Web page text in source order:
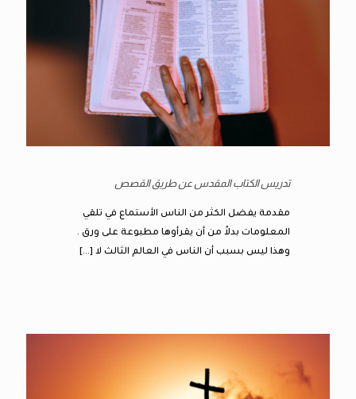
تدريس الكتاب المقدس عن طريق القصص
مقدمة يفضل الكثر من الناس الأستماع في تلقي
المعلومات بدلاً من أن يقرأوها مطبوعة على ورق .
وهذا ليس بسبب أن الناس في العالم الثالث لا […]